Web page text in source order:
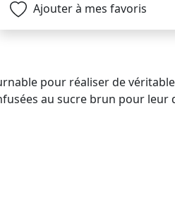
Ajouter à mes favoris
pour réaliser de
au sucre brun pour leur